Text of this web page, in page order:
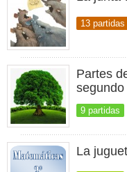
13 partidas
Partes
9 partidas
La